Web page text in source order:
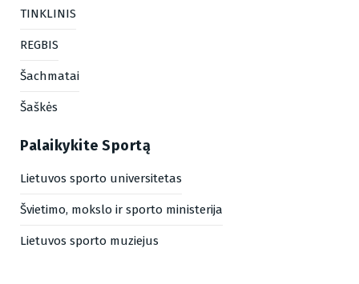
TINKLINIS
REGBIS
Šachmatai
Šaškės
Palaikykite Sportą
Lietuvos sporto universitetas
Švietimo, mokslo ir sporto ministerija
Lietuvos sporto muziejus